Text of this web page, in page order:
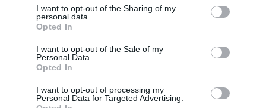
I want to opt-out of the Sharing of my
personal data.
Opted In
I want to opt-out of the Sale of my
Personal Data.
Opted In
I want to opt-out of processing my
Personal Data for Targeted Advertising.